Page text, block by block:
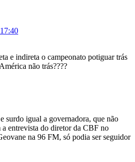
e indireta o campeonato potiguar trás
não trás????
surdo igual a governadora, que não
entrevista do diretor da CBF no
na 96 FM, só podia ser seguidor